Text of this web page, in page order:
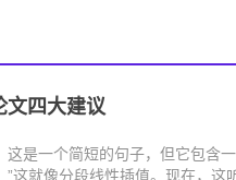
文四大建议
这是一个简短的句子，但它包含
”这就像分段线性插值。现在，